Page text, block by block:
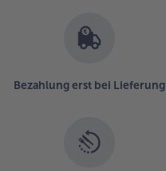
Bezahlung erst bei Lieferung